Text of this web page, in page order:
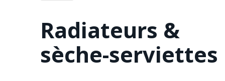
Radiateurs &
sèche-serviettes